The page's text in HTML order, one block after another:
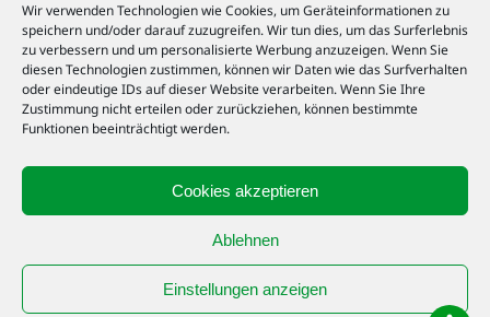
Wir verwenden Technologien wie Cookies, um Geräteinformationen zu
speichern und/oder darauf zuzugreifen. Wir tun dies, um das Surferlebnis
zu verbessern und um personalisierte Werbung anzuzeigen. Wenn Sie
diesen Technologien zustimmen, können wir Daten wie das Surfverhalten
oder eindeutige IDs auf dieser Website verarbeiten. Wenn Sie Ihre
Zustimmung nicht erteilen oder zurückziehen, können bestimmte
Funktionen beeinträchtigt werden.
Cookies akzeptieren
Ablehnen
Einstellungen anzeigen
Ramsaier
hat
5von5
Cookie-Richtlinie (EU)
Datenschutz
Impressum
Ramsaier Bestattungen GmbH